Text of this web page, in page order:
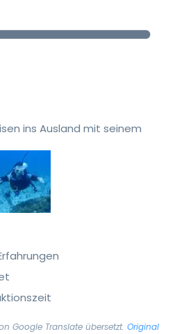
ins Ausland mit seinem
Google Translate übersetzt. Original